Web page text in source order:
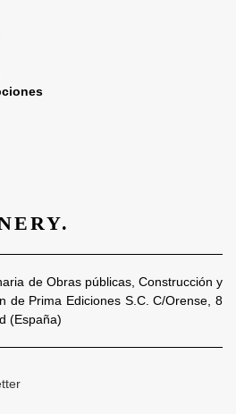
de Obras públicas, Construcción y
de Prima Ediciones S.C. C/Orense, 8
(España)